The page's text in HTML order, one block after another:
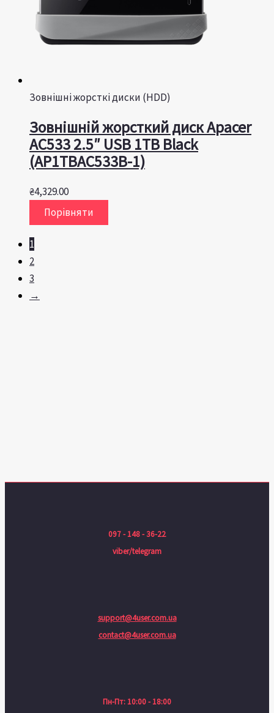
Зовнішні жорсткі диски (HDD)
Зовнішній жорсткий диск Apacer
AC533 2.5″ USB 1TB Black
(AP1TBAC533B-1)
₴4,329.00
Порівняти
1
2
3
→
097 - 148 - 36-22
viber/telegram
support@4user.com.ua
contact@4user.com.ua
Пн-Пт: 10:00 - 18:00